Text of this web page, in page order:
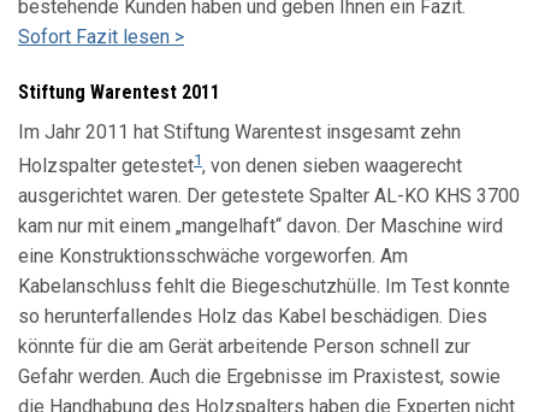
bestehende Kunden haben und geben Ihnen ein Fazit.
Sofort Fazit lesen >
Stiftung Warentest 2011
Im Jahr 2011 hat Stiftung Warentest insgesamt zehn
Holzspalter getestet1, von denen sieben waagerecht
ausgerichtet waren. Der getestete Spalter AL-KO KHS 3700
kam nur mit einem „mangelhaft“ davon. Der Maschine wird
eine Konstruktionsschwäche vorgeworfen. Am
Kabelanschluss fehlt die Biegeschutzhülle. Im Test konnte
so herunterfallendes Holz das Kabel beschädigen. Dies
könnte für die am Gerät arbeitende Person schnell zur
Gefahr werden. Auch die Ergebnisse im Praxistest, sowie
die Handhabung des Holzspalters haben die Experten nicht